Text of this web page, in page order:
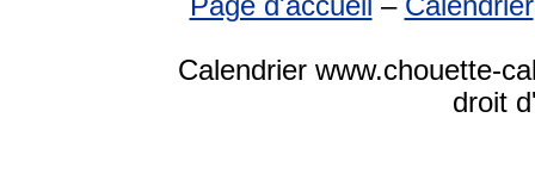
Page d'accueil – Calendrier
Calendrier www.chouette-
droit